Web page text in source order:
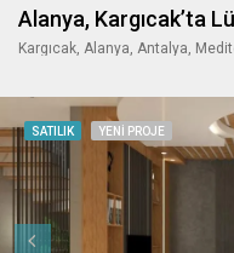
SATILIK YENI PROJE